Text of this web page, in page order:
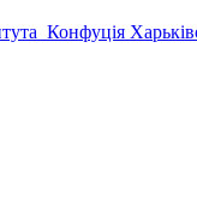
Конфуція